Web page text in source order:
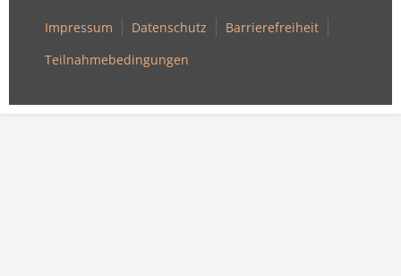
Impressum Datenschutz
Barrierefreiheit
Teilnahmebedingungen